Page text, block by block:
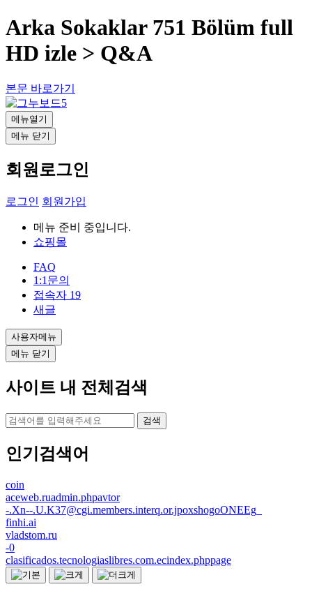
Arka Sokaklar 751 Bölüm full
HD izle > Q&A
본문 바로가기
메뉴열기
메뉴 닫기
회원로그인
로그인 회원가입
메뉴 준비 중입니다.
쇼핑몰
FAQ
1:1문의
접속자 19
새글
사용자메뉴
메뉴 닫기
사이트 내 전체검색
검색
인기검색어
coin
aceweb.ruadmin.phpavtor
-.Xn--.U.K37@cgi.members.interq.or.jpoxshogoONEEg_
finhi.ai
vladstom.ru
-0
clasificados.tecnologiaslibres.com.ecindex.phppage